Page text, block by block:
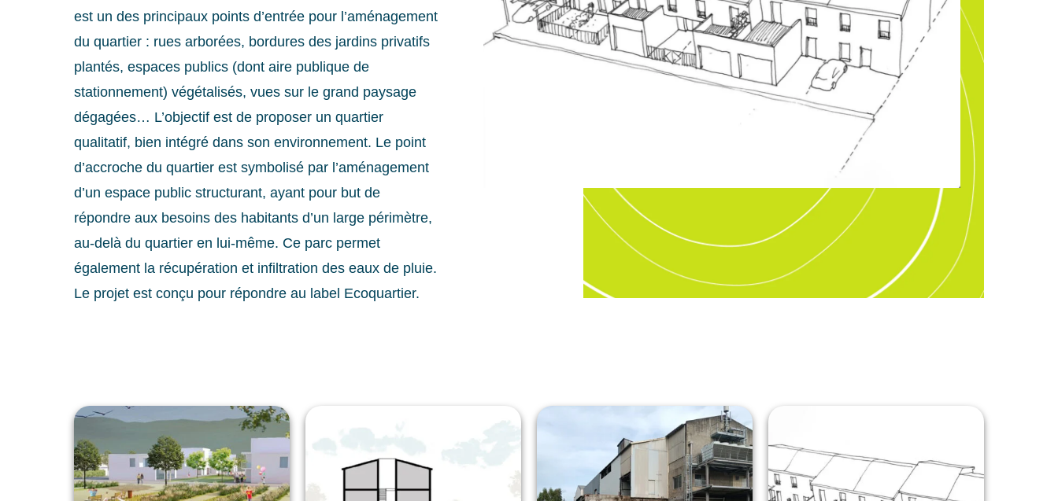
est un des principaux points d’entrée pour l’aménagement
du quartier : rues arborées, bordures des jardins privatifs
plantés, espaces publics (dont aire publique de
stationnement) végétalisés, vues sur le grand paysage
dégagées… L’objectif est de proposer un quartier
qualitatif, bien intégré dans son environnement. Le point
d’accroche du quartier est symbolisé par l’aménagement
d’un espace public structurant, ayant pour but de
répondre aux besoins des habitants d’un large périmètre,
au-delà du quartier en lui-même. Ce parc permet
également la récupération et infiltration des eaux de pluie.
Le projet est conçu pour répondre au label Ecoquartier.